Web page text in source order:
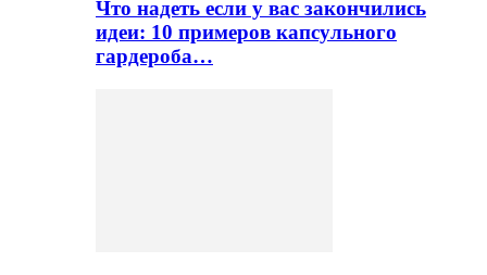
Что надеть если у вас закончились
идеи: 10 примеров капсульного
гардероба…